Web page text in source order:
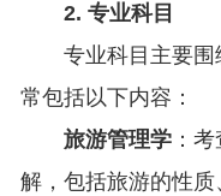
2. 专业科目
专业科目主要
常包括以下内容：
旅游管理学：考
解，包括旅游的性质